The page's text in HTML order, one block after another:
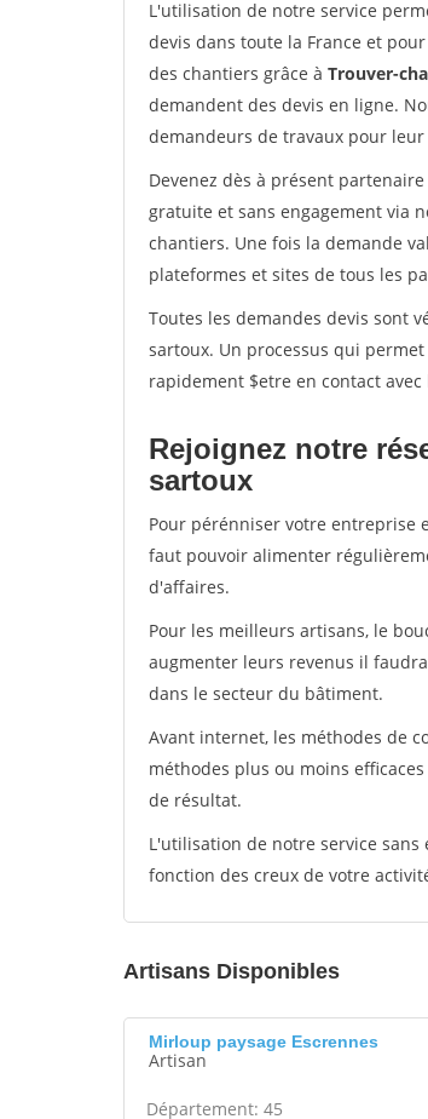
L'utilisation de notre service
devis dans toute la France et
des chantiers grâce à Trouver-
demandent des devis en ligne.
demandeurs de travaux pour leur
Devenez dès à présent
gratuite et sans engagement via
chantiers. Une fois la demande
plateformes et sites de tous les
Toutes les demandes devis sont
sartoux. Un processus qui
rapidement $etre en contact
Rejoignez notre
sartoux
Pour pérénniser votre entreprise
faut pouvoir alimenter
d'affaires.
Pour les meilleurs artisans, le
augmenter leurs revenus il
dans le secteur du bâtiment.
Avant internet, les méthodes de
méthodes plus ou moins
de résultat.
L'utilisation de notre service
fonction des creux de votre
Artisans Disponibles
Mirloup paysage Escrennes
Artisan
Département: 45